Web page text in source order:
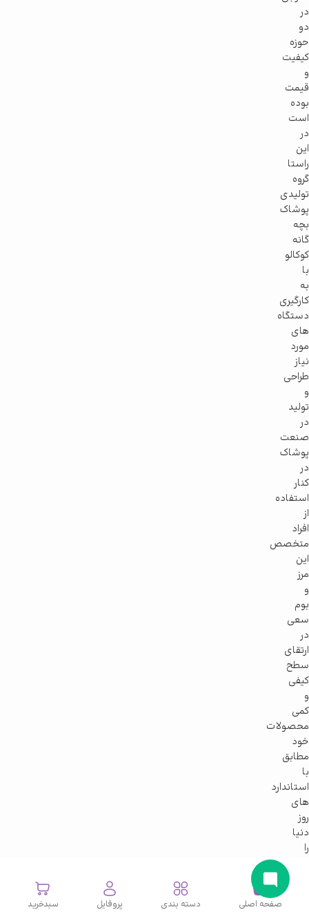
صفحه اصلی دسته بندی پروفایل سبدخرید
در
دو
حوزه
کیفیت
و
قیمت
بوده
است
در
این
راستا
گروه
تولیدی
پوشاک
بچه
گانه
کوکالو
با
به
کارگیری
دستگاه
های
مورد
نیاز
طراحی
و
تولید
در
صنعت
پوشاک
در
کنار
استفاده
از
افراد
متخصص
این
مرز
و
بوم
سعی
در
ارتقای
سطح
کیفی
و
کمی
محصولات
خود
مطابق
با
استاندارد
های
روز
دنیا
را